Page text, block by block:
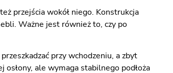
przejścia wokół niego. Konstrukcja
Ważne jest również to, czy po
przy wchodzeniu, a zbyt
ale wymaga stabilnego podłoża